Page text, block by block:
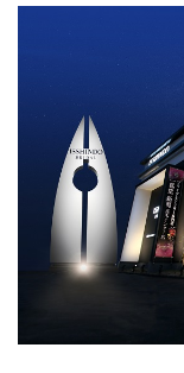
祈り
神
福島県
福島県 俄 結
福島県 結婚
福島県結婚指輪
糸魚川市 結